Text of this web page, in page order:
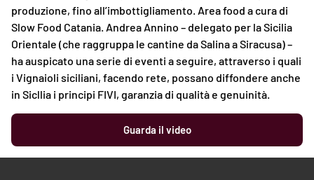
produzione, fino all’imbottigliamento. Area food a cura di
Slow Food Catania. Andrea Annino – delegato per la Sicilia
Orientale (che raggruppa le cantine da Salina a Siracusa) –
ha auspicato una serie di eventi a seguire, attraverso i quali
i Vignaioli siciliani, facendo rete, possano diffondere anche
in Sicllia i principi FIVI, garanzia di qualità e genuinità.
Guarda il video